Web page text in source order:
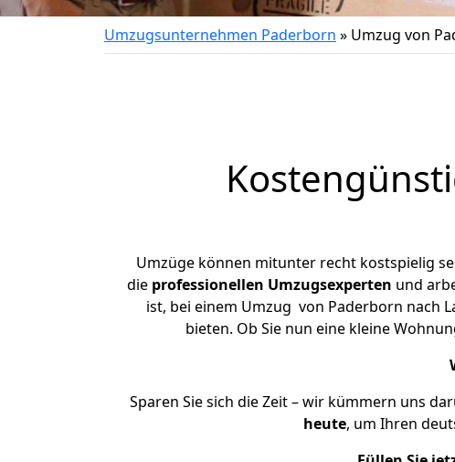
Umzugsunternehmen Paderborn » Umzug von
Umzüge können mitunter recht kostspielig
die professionellen Umzugsexperten und
ist, bei einem Umzug von Paderborn nach
bieten. Ob Sie nun eine kleine
Sparen Sie sich die Zeit – wir kümmern uns
heute, um Ihren